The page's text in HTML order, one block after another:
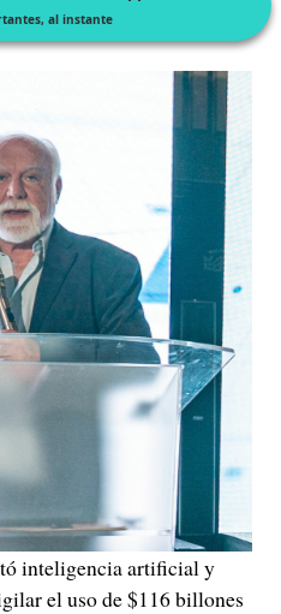
al instante
inteligencia artificial y
el uso de $116 billones